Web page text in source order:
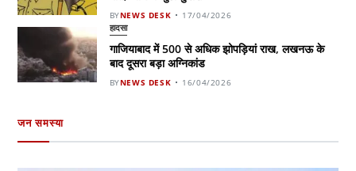
BYNEWS DESK 17/04/2026
हादसा
गाजियाबाद में 500 से अधिक झोपड़ियां राख, लखनऊ के
बाद दूसरा बड़ा अग्निकांड
BYNEWS DESK 16/04/2026
जन समस्या